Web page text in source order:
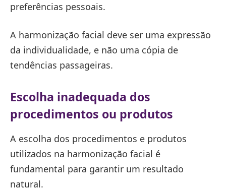
preferências pessoais.
A harmonização facial deve ser uma expressão
da individualidade, e não uma cópia de
tendências passageiras.
Escolha inadequada dos
procedimentos ou produtos
A escolha dos procedimentos e produtos
utilizados na harmonização facial é
fundamental para garantir um resultado
natural.